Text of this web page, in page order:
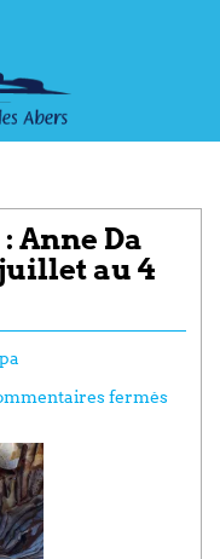
Anne Da
au 4
fermés